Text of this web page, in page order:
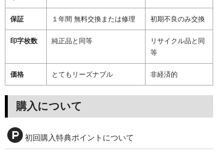
保証 １年間 無料交換または修理 初期不良のみ交換
印字枚数 純正品と同等
リサイクル品と同
等
価格 とてもリーズナブル 非経済的
購入について
初回購入特典ポイントについて